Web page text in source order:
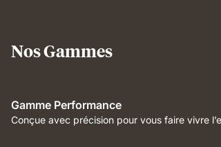
Nos Gammes
Gamme Performance
Conçue avec précision pour vous faire vivre